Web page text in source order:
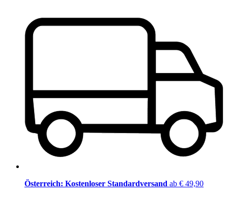
Österreich: Kostenloser Standardversand ab € 49,90